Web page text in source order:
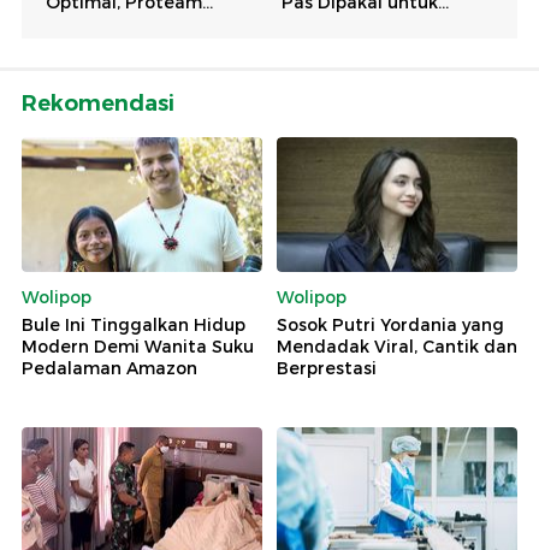
Rekomendasi
Wolipop
Bule Ini Tinggalkan Hidup
Modern Demi Wanita Suku
Pedalaman Amazon
Wolipop
Sosok Putri Yordania yang
Mendadak Viral, Cantik dan
Berprestasi